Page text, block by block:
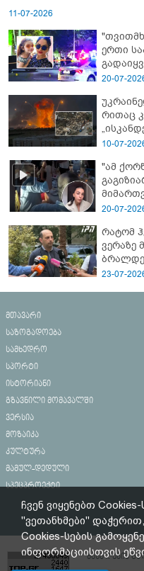
11-07-2026
ერთი
- გორში
20-07-
რითაც
10-07-
"ამ
20-07-
რატომ
ვერაზე
23-07-
მთავარი
საზოგადოება
სამხედრო
სპორტი
ისტორიანი
გზავნილი მომავალში
ვერსია
მოზაიკა
კულტურა
მამულ-დედული
სპეცპროექტი
მასალების
ჩვენ ვიყენებთ
"ვეთანხმები"
Cookies-სების
ინფორმაციისთვის